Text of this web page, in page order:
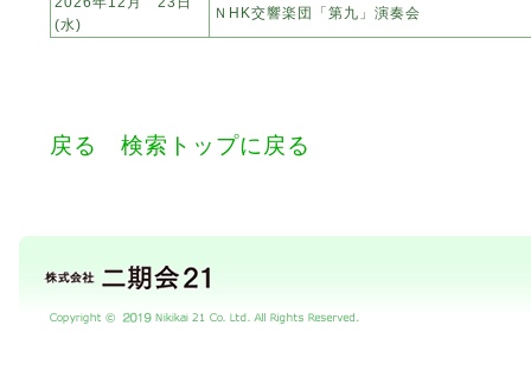
(水)
ＮHK交響楽団「第九」演奏会
戻る 検索トップに戻る